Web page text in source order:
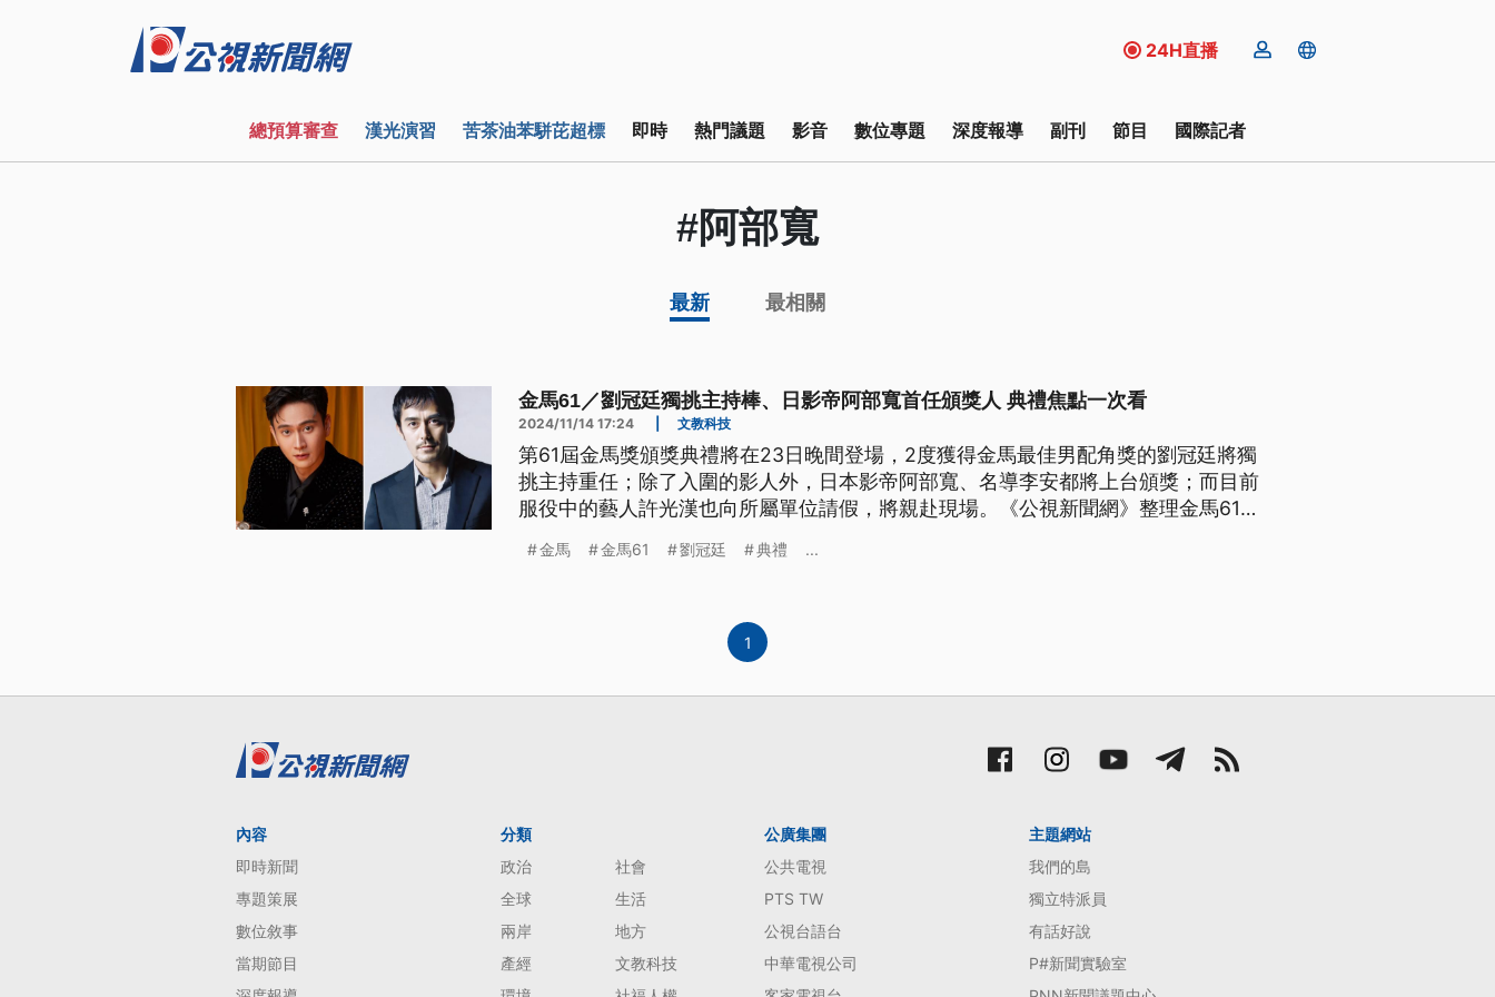
24H直播
總預算審查 漢光演習 苦茶油苯駢芘超標 即時 熱門議題 影音 數位專題 深度報導 副刊 節目 國際記者
#阿部寬
最新 最相關
金馬61／劉冠廷獨挑主持棒、日影帝阿部寬首任頒獎人 典禮焦點一次看
2024/11/14 17:24 文教科技
第61屆金馬獎頒獎典禮將在23日晚間登場，2度獲得金馬最佳男配角獎的劉冠廷將獨
挑主持重任；除了入圍的影人外，日本影帝阿部寬、名導李安都將上台頒獎；而目前
服役中的藝人許光漢也向所屬單位請假，將親赴現場。《公視新聞網》整理金馬61
金馬 金馬61 劉冠廷 典禮 ...
1
內容
即時新聞
專題策展
數位敘事
當期節目
分類
政治
社會
全球
生活
兩岸
地方
產經
文教科技
公廣集團
公共電視
PTS TW
公視台語台
中華電視公司
主題網站
我們的島
獨立特派員
有話好說
P#新聞實驗室